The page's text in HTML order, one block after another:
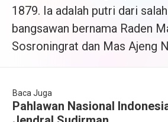
1879. Ia adalah putri dari
bangsawan bernama Raden
Sosroningrat dan Mas Ajeng
Baca Juga
Pahlawan Nasional